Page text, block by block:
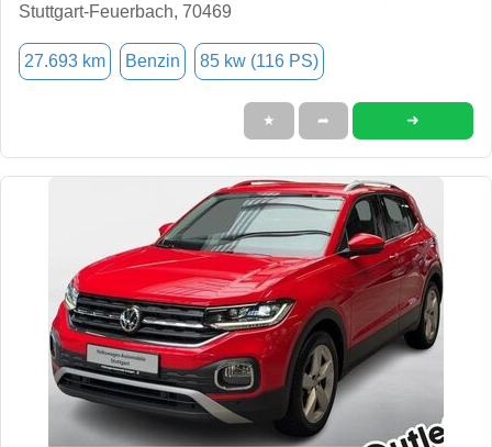
Stuttgart-Feuerbach, 70469
27.693 km Benzin 85 kw (116 PS)
★ ➦ ➜